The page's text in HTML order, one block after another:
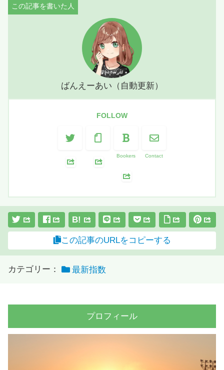
ばんえーあい（自動更新）
FOLLOW
Bookers Contact
B!
この記事のURLをコピーする
カテゴリー： 最新指数
プロフィール